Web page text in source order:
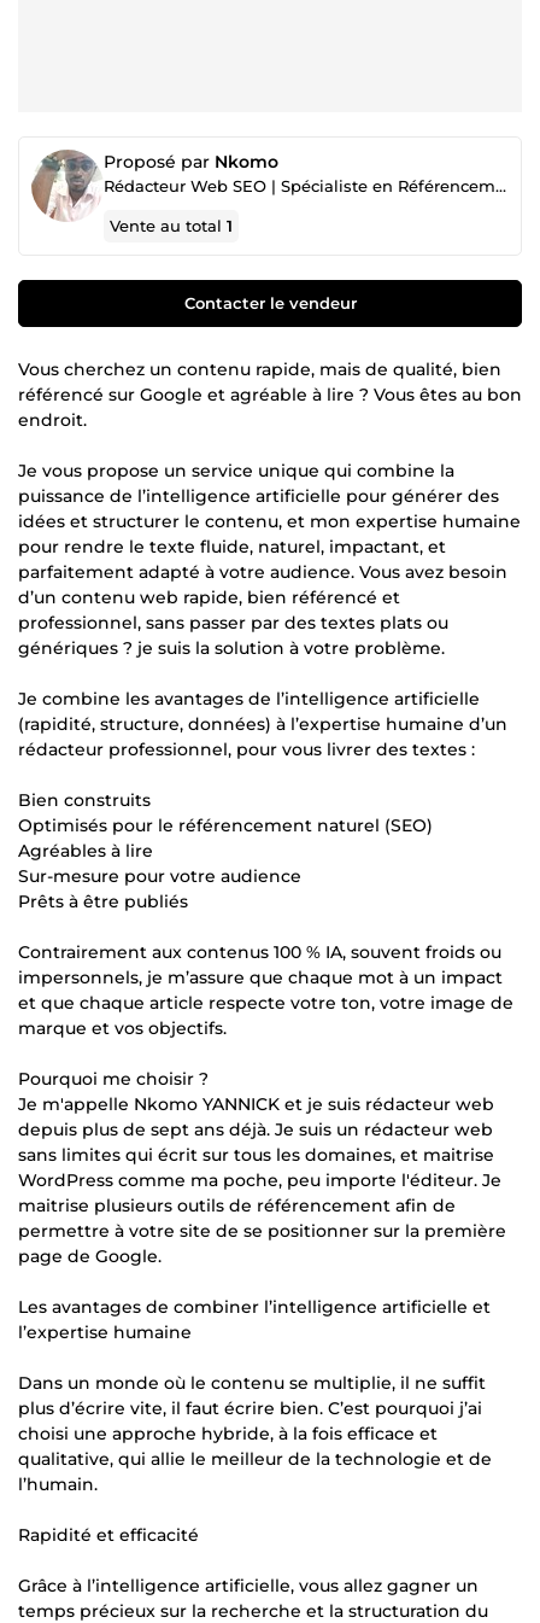
Proposé par Nkomo
Rédacteur Web SEO | Spécialiste en Référencement Naturel.
Vente au total1
Contacter le vendeur
Vous cherchez un contenu rapide, mais de qualité, bien
référencé sur Google et agréable à lire ? Vous êtes au bon
endroit.
Je vous propose un service unique qui combine la
puissance de l’intelligence artificielle pour générer des
idées et structurer le contenu, et mon expertise humaine
pour rendre le texte fluide, naturel, impactant, et
parfaitement adapté à votre audience. Vous avez besoin
d’un contenu web rapide, bien référencé et
professionnel, sans passer par des textes plats ou
génériques ? je suis la solution à votre problème.
Je combine les avantages de l’intelligence artificielle
(rapidité, structure, données) à l’expertise humaine d’un
rédacteur professionnel, pour vous livrer des textes :
Bien construits
Optimisés pour le référencement naturel (SEO)
Agréables à lire
Sur-mesure pour votre audience
Prêts à être publiés
Contrairement aux contenus 100 % IA, souvent froids ou
impersonnels, je m’assure que chaque mot à un impact
et que chaque article respecte votre ton, votre image de
marque et vos objectifs.
Pourquoi me choisir ?
Je m'appelle Nkomo YANNICK et je suis rédacteur web
depuis plus de sept ans déjà. Je suis un rédacteur web
sans limites qui écrit sur tous les domaines, et maitrise
WordPress comme ma poche, peu importe l'éditeur. Je
maitrise plusieurs outils de référencement afin de
permettre à votre site de se positionner sur la première
page de Google.
Les avantages de combiner l’intelligence artificielle et
l’expertise humaine
Dans un monde où le contenu se multiplie, il ne suffit
plus d’écrire vite, il faut écrire bien. C’est pourquoi j’ai
choisi une approche hybride, à la fois efficace et
qualitative, qui allie le meilleur de la technologie et de
l’humain.
Rapidité et efficacité
Grâce à l’intelligence artificielle, vous allez gagner un
temps précieux sur la recherche et la structuration du